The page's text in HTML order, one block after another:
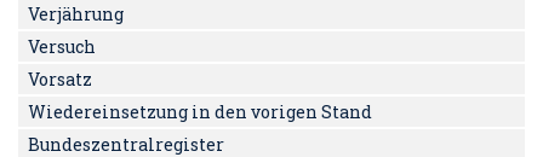
Verjährung
Versuch
Vorsatz
Wiedereinsetzung in den vorigen Stand
Bundeszentralregister